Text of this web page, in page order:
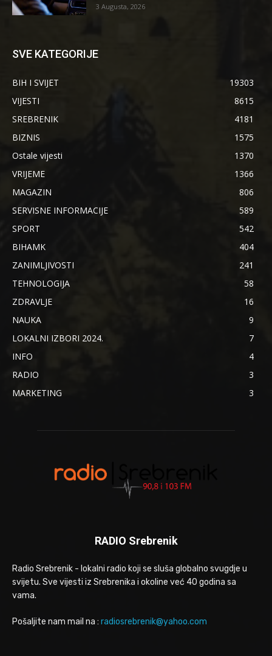
3 Augusta, 2026
SVE KATEGORIJE
BIH I SVIJET
19303
VIJESTI
8615
SREBRENIK
4181
BIZNIS
1575
Ostale vijesti
1370
VRIJEME
1366
MAGAZIN
806
SERVISNE INFORMACIJE
589
SPORT
542
BIHAMK
404
ZANIMLJIVOSTI
241
TEHNOLOGIJA
58
ZDRAVLJE
16
NAUKA
9
LOKALNI IZBORI 2024.
7
INFO
4
RADIO
3
MARKETING
3
RADIO Srebrenik
Radio Srebrenik - lokalni radio koji se sluša globalno svugdje u
svijetu. Sve vijesti iz Srebrenika i okoline već 40 godina sa
vama.
Pošaljite nam mail na : radiosrebrenik@yahoo.com